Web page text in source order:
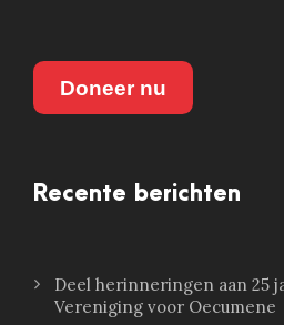
Doneer nu
Recente berichten
Deel herinneringen aan 25
Vereniging voor Oecumene